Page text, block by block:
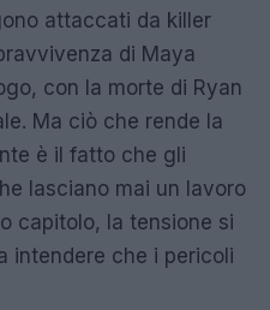
attaccati da killer
di Maya
con la morte di Ryan
Ma ciò che rende la
è il fatto che gli
lasciano mai un lavoro
capitolo, la tensione si
intendere che i pericoli